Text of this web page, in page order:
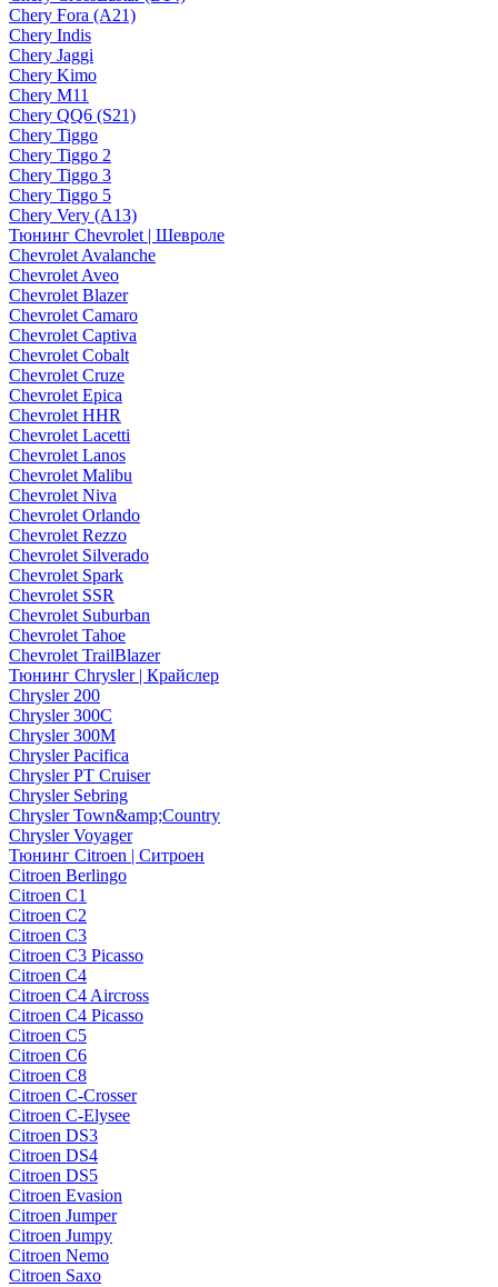
Chery Fora (A21)
Chery Indis
Chery Jaggi
Chery Kimo
Chery M11
Chery QQ6 (S21)
Chery Tiggo
Chery Tiggo 2
Chery Tiggo 3
Chery Tiggo 5
Chery Very (A13)
Тюнинг Chevrolet | Шевроле
Chevrolet Avalanche
Chevrolet Aveo
Chevrolet Blazer
Chevrolet Camaro
Chevrolet Captiva
Chevrolet Cobalt
Chevrolet Cruze
Chevrolet Epica
Chevrolet HHR
Chevrolet Lacetti
Chevrolet Lanos
Chevrolet Malibu
Chevrolet Niva
Chevrolet Orlando
Chevrolet Rezzo
Chevrolet Silverado
Chevrolet Spark
Chevrolet SSR
Chevrolet Suburban
Chevrolet Tahoe
Chevrolet TrailBlazer
Тюнинг Chrysler | Крайслер
Chrysler 200
Chrysler 300C
Chrysler 300M
Chrysler Pacifica
Chrysler PT Cruiser
Chrysler Sebring
Chrysler Town&amp;Country
Chrysler Voyager
Тюнинг Citroen | Ситроен
Citroen Berlingo
Citroen C1
Citroen C2
Citroen C3
Citroen C3 Picasso
Citroen C4
Citroen C4 Aircross
Citroen C4 Picasso
Citroen C5
Citroen C6
Citroen C8
Citroen C-Crosser
Citroen C-Elysee
Citroen DS3
Citroen DS4
Citroen DS5
Citroen Evasion
Citroen Jumper
Citroen Jumpy
Citroen Nemo
Citroen Saxo